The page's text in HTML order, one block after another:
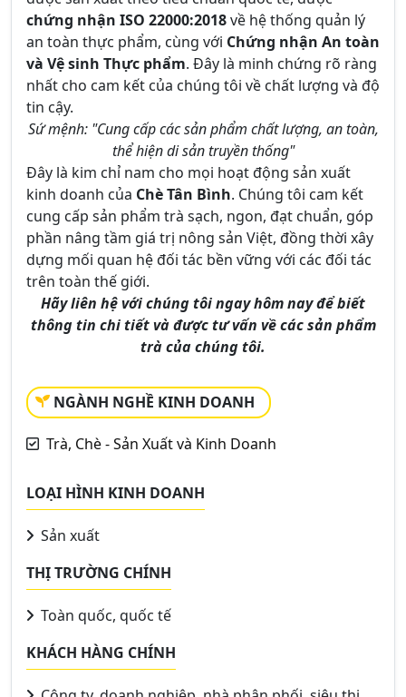
chứng nhận ISO 22000:2018về hệ thống quản lý
an toàn thực phẩm, cùng với Chứng nhận An toàn
và Vệ sinh Thực phẩm. Đây là minh chứng rõ ràng
nhất cho cam kết của chúng tôi về chất lượng và độ
tin cậy.
Sứ mệnh: "Cung cấp các sản phẩm chất lượng, an toàn,
thể hiện di sản truyền thống"
Đây là kim chỉ nam cho mọi hoạt động sản xuất
kinh doanh của Chè Tân Bình. Chúng tôi cam kết
cung cấp sản phẩm trà sạch, ngon, đạt chuẩn, góp
phần nâng tầm giá trị nông sản Việt, đồng thời xây
dựng mối quan hệ đối tác bền vững với các đối tác
trên toàn thế giới.
Hãy liên hệ với chúng tôi ngay hôm nay để biết
thông tin chi tiết và được tư vấn về các sản phẩm
trà của chúng tôi.
NGÀNH NGHỀ KINH DOANH
Trà, Chè - Sản Xuất và Kinh Doanh
LOẠI HÌNH KINH DOANH
Sản xuất
THỊ TRƯỜNG CHÍNH
Toàn quốc, quốc tế
KHÁCH HÀNG CHÍNH